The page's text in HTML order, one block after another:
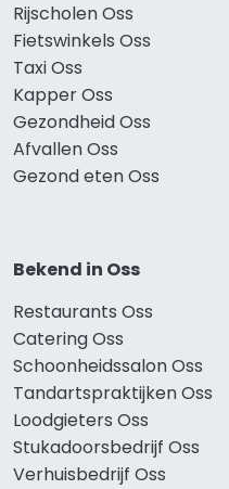
Rijscholen Oss
Fietswinkels Oss
Taxi Oss
Kapper Oss
Gezondheid Oss
Afvallen Oss
Gezond eten Oss
Bekend in Oss
Restaurants Oss
Catering Oss
Schoonheidssalon Oss
Tandartspraktijken Oss
Loodgieters Oss
Stukadoorsbedrijf Oss
Verhuisbedrijf Oss